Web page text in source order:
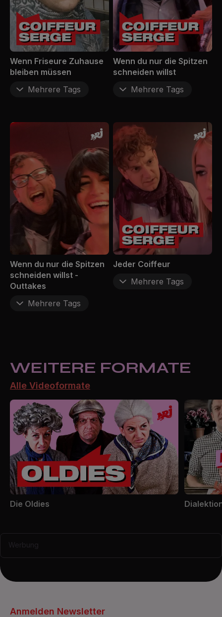
Wenn Friseure Zuhause
bleiben müssen
Mehrere Tags
Wenn du nur die Spitzen
schneiden willst
Mehrere Tags
Wenn du nur die Spitzen
schneiden willst -
Outtakes
Mehrere Tags
Jeder Coiffeur
Mehrere Tags
WEITERE FORMATE
Alle Videoformate
Die Oldies
Werbung
Anmelden Newsletter